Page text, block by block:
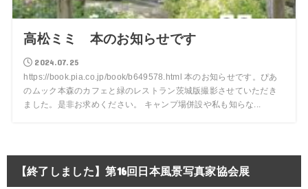
高松ミミ 本のお知らせです
2024.07.25
https://book.pia.co.jp/book/b649578.html 本のお知らせです。ぴあ
のムック本森のカフェと緑のレストラン茨城版撮影させていただき
ました。是非お求めください。 キャンプ場併設や私も知らな...
【終了しました】第16回日本風景写真家協会展